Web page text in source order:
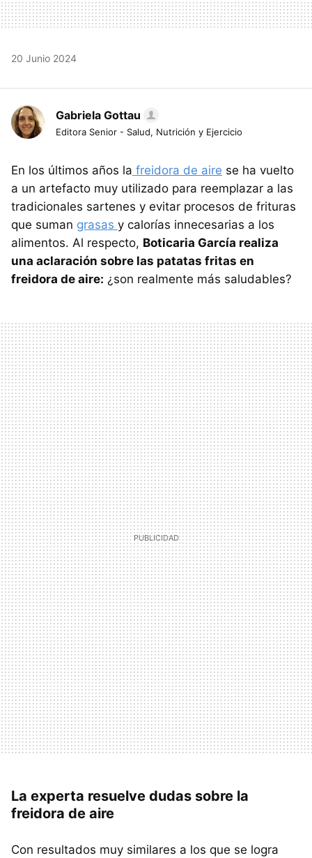
20 Junio 2024
Gabriela Gottau
Editora Senior - Salud, Nutrición y Ejercicio
En los últimos años la freidora de aire se ha vuelto
a un artefacto muy utilizado para reemplazar a las
tradicionales sartenes y evitar procesos de frituras
que suman grasas y calorías innecesarias a los
alimentos. Al respecto, Boticaria García realiza
una aclaración sobre las patatas fritas en
freidora de aire: ¿son realmente más saludables?
La experta resuelve dudas sobre la
freidora de aire
Con resultados muy similares a los que se logra